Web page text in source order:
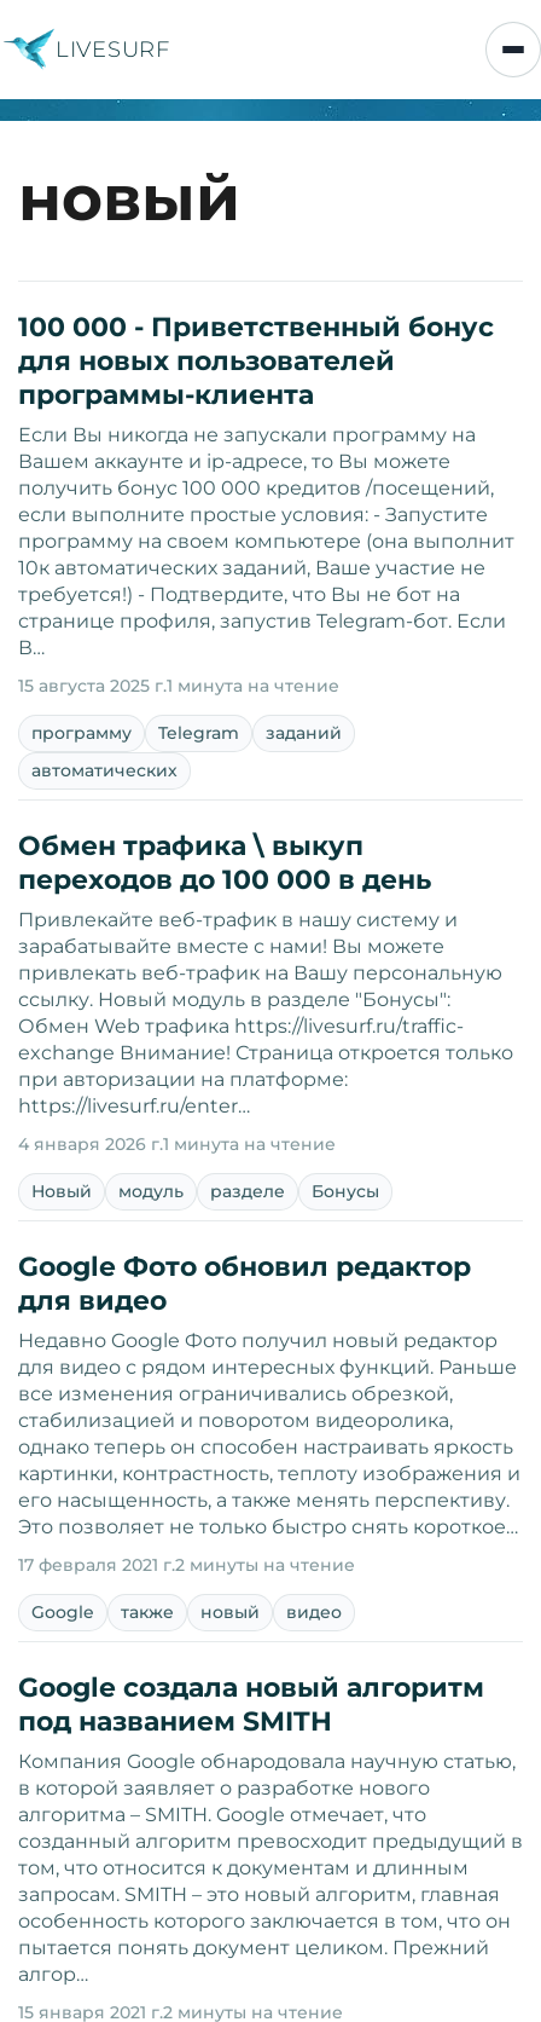
LIVESURF
новый
100 000 - Приветственный бонус
для новых пользователей
программы-клиента
Если Вы никогда не запускали программу на
Вашем аккаунте и ip-адресе, то Вы можете
получить бонус 100 000 кредитов /посещений,
если выполните простые условия: - Запустите
программу на своем компьютере (она выполнит
10к автоматических заданий, Ваше участие не
требуется!) - Подтвердите, что Вы не бот на
странице профиля, запустив Telegram-бот. Если
В…
15 августа 2025 г.1 минута на чтение
программу Telegram
заданий
автоматических
Обмен трафика \ выкуп
переходов до 100 000 в день
Привлекайте веб-трафик в нашу систему и
зарабатывайте вместе с нами! Вы можете
привлекать веб-трафик на Вашу персональную
ссылку. Новый модуль в разделе "Бонусы":
Обмен Web трафика https://livesurf.ru/traffic-
exchange Внимание! Страница откроется только
при авторизации на платформе:
https://livesurf.ru/enter…
4 января 2026 г.1 минута на чтение
Новый модуль разделе Бонусы
Google Фото обновил редактор
для видео
Недавно Google Фото получил новый редактор
для видео с рядом интересных функций. Раньше
все изменения ограничивались обрезкой,
стабилизацией и поворотом видеоролика,
однако теперь он способен настраивать яркость
картинки, контрастность, теплоту изображения и
его насыщенность, а также менять перспективу.
Это позволяет не только быстро снять короткое…
17 февраля 2021 г.2 минуты на чтение
Google также новый видео
Google создала новый алгоритм
под названием SMITH
Компания Google обнародовала научную статью,
в которой заявляет о разработке нового
алгоритма – SMITH. Google отмечает, что
созданный алгоритм превосходит предыдущий в
том, что относится к документам и длинным
запросам. SMITH – это новый алгоритм, главная
особенность которого заключается в том, что он
пытается понять документ целиком. Прежний
алгор…
15 января 2021 г.2 минуты на чтение